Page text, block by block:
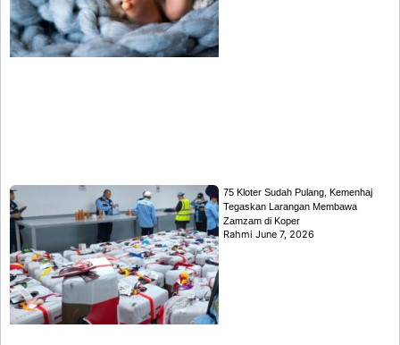
75 Kloter Sudah Pulang, Kemenhaj
Tegaskan Larangan Membawa
Zamzam di Koper
RahmiJune 7, 2026